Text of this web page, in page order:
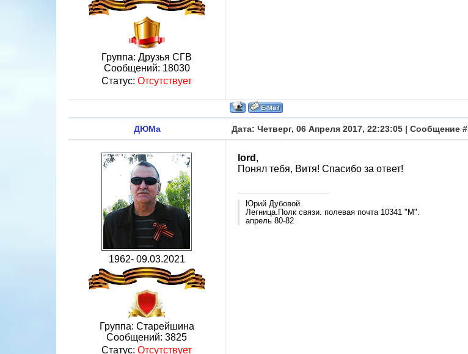
Группа: Друзья СГВ
Сообщений: 18030
Статус: Отсутствует
ДЮМа Дата: Четверг, 06 Апреля 2017, 22:23:05 | Сообщение #
1962- 09.03.2021
Группа: Старейшина
Сообщений: 3825
Статус: Отсутствует
lord ,
Понял тебя, Витя! Спасибо за ответ!
Юрий Дубовой.
Легница.Полк связи. полевая почта 10341 "М".
апрель 80-82